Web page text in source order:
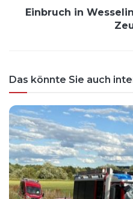
Einbruch in
Das könnte Sie auch